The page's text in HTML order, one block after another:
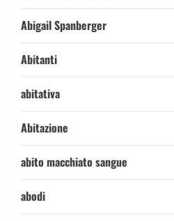
Abigail Spanberger
Abitanti
abitativa
Abitazione
abito macchiato sangue
abodi